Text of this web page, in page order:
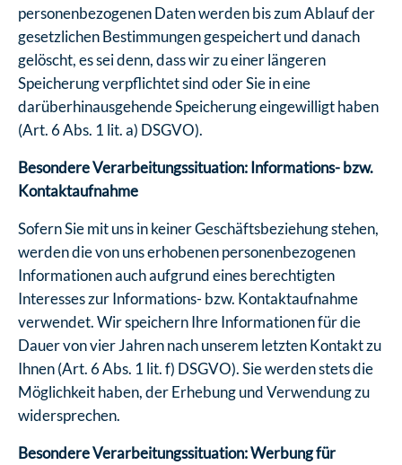
personenbezogenen Daten werden bis zum Ablauf der
gesetzlichen Bestimmungen gespeichert und danach
gelöscht, es sei denn, dass wir zu einer längeren
Speicherung verpflichtet sind oder Sie in eine
darüberhinausgehende Speicherung eingewilligt haben
(Art. 6 Abs. 1 lit. a) DSGVO).
Besondere Verarbeitungssituation: Informations- bzw.
Kontaktaufnahme
Sofern Sie mit uns in keiner Geschäftsbeziehung stehen,
werden die von uns erhobenen personenbezogenen
Informationen auch aufgrund eines berechtigten
Interesses zur Informations- bzw. Kontaktaufnahme
verwendet. Wir speichern Ihre Informationen für die
Dauer von vier Jahren nach unserem letzten Kontakt zu
Ihnen (Art. 6 Abs. 1 lit. f) DSGVO). Sie werden stets die
Möglichkeit haben, der Erhebung und Verwendung zu
widersprechen.
Besondere Verarbeitungssituation: Werbung für